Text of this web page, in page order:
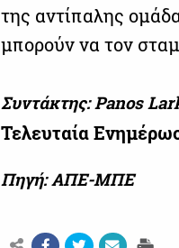
της αντίπαλης
μπορούν να τον
Συντάκτης: Panos
Τελευταία
Πηγή: ΑΠΕ-ΜΠΕ